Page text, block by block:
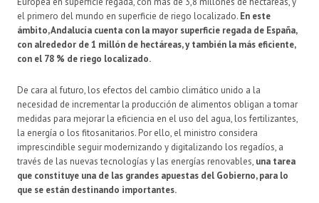
el primero del mundo en superficie de riego localizado. En este
ámbito, Andalucía cuenta con la mayor superficie regada de España,
con alrededor de 1 millón de hectáreas, y también la más eficiente,
con el 78 % de riego localizado.
De cara al futuro, los efectos del cambio climático unido a la
necesidad de incrementar la producción de alimentos obligan a tomar
medidas para mejorar la eficiencia en el uso del agua, los fertilizantes,
la energía o los fitosanitarios. Por ello, el ministro considera
imprescindible seguir modernizando y digitalizando los regadíos, a
través de las nuevas tecnologías y las energías renovables, una tarea
que constituye una de las grandes apuestas del Gobierno, para lo
que se están destinando importantes.